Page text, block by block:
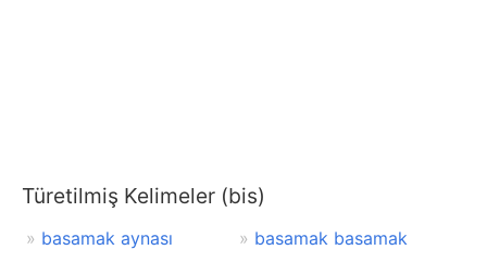
Türetilmiş Kelimeler (bis)
basamak aynası
basamak basamak